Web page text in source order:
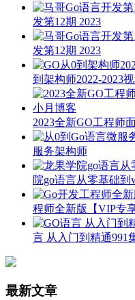
发第12期 2023
发第12期 2023
到架构师2022-2023
2023全新GO工程师
服务架构师
院go语言从零基础到
程师全新版【VIP专享
言 从入门到精通991
最新文章